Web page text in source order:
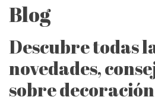
Blog
Descubre todas
novedades,
sobre